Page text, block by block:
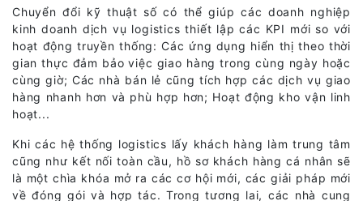
Chuyển đổi kỹ thuật số có thể giúp các doanh nghiệp
kinh doanh dịch vụ logistics thiết lập các KPI mới so với
hoạt động truyền thống: Các ứng dụng hiển thị theo thời
gian thực đảm bảo việc giao hàng trong cùng ngày hoặc
cùng giờ; Các nhà bán lẻ cũng tích hợp các dịch vụ giao
hàng nhanh hơn và phù hợp hơn; Hoạt động kho vận linh
hoạt...
Khi các hệ thống logistics lấy khách hàng làm trung tâm
cũng như kết nối toàn cầu, hồ sơ khách hàng cá nhân sẽ
là một chìa khóa mở ra các cơ hội mới, các giải pháp mới
về đóng gói và hợp tác. Trong tương lai, các nhà cung